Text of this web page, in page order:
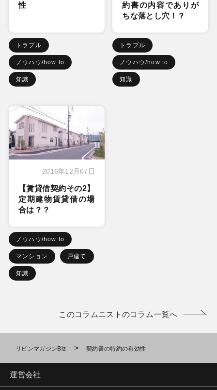
性
トラブル
ノウハウ/how to
知識
約書の内容でありが
ちな落とし穴！？
トラブル
ノウハウ/how to
知識
2016年12月07日
【賃貸借契約その2】
定期建物賃貸借の場
合は？？
ノウハウ/how to
マンション 戸建て
知識
このコラムニストのコラム一覧へ
リビンマガジンBiz > 契約書の特約の有効性
運営会社